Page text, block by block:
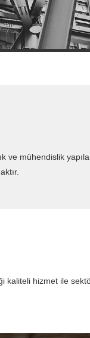
mühendislik
kaliteli hizmet ile